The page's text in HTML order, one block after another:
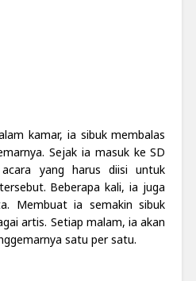
kamar, ia sibuk membalas
Sejak ia masuk ke SD
yang harus diisi untuk
Beberapa kali, ia juga
Membuat ia semakin sibuk
artis. Setiap malam, ia akan
satu per satu.